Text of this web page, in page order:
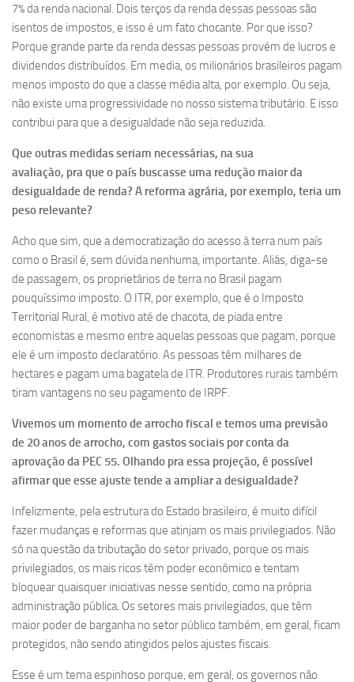
7% da renda nacional. Dois terços da renda dessas pessoas são
isentos de impostos, e isso é um fato chocante. Por que isso?
Porque grande parte da renda dessas pessoas provém de lucros e
dividendos distribuídos. Em media, os milionários brasileiros pagam
menos imposto do que a classe média alta, por exemplo. Ou seja,
não existe uma progressividade no nosso sistema tributário. E isso
contribui para que a desigualdade não seja reduzida.
Que outras medidas seriam necessárias, na sua
avaliação, pra que o país buscasse uma redução maior da
desigualdade de renda? A reforma agrária, por exemplo, teria um
peso relevante?
Acho que sim, que a democratização do acesso à terra num país
como o Brasil é, sem dúvida nenhuma, importante. Aliás, diga-se
de passagem, os proprietários de terra no Brasil pagam
pouquíssimo imposto. O ITR, por exemplo, que é o Imposto
Territorial Rural, é motivo até de chacota, de piada entre
economistas e mesmo entre aquelas pessoas que pagam, porque
ele é um imposto declaratório. As pessoas têm milhares de
hectares e pagam uma bagatela de ITR. Produtores rurais também
tiram vantagens no seu pagamento de IRPF.
Vivemos um momento de arrocho fiscal e temos uma previsão
de 20 anos de arrocho, com gastos sociais por conta da
aprovação da PEC 55. Olhando pra essa projeção, é possível
afirmar que esse ajuste tende a ampliar a desigualdade?
Infelizmente, pela estrutura do Estado brasileiro, é muito difícil
fazer mudanças e reformas que atinjam os mais privilegiados. Não
só na questão da tributação do setor privado, porque os mais
privilegiados, os mais ricos têm poder econômico e tentam
bloquear quaisquer iniciativas nesse sentido, como na própria
administração pública. Os setores mais privilegiados, que têm
maior poder de barganha no setor público também, em geral, ficam
protegidos, não sendo atingidos pelos ajustes fiscais.
Esse é um tema espinhoso porque, em geral, os governos não